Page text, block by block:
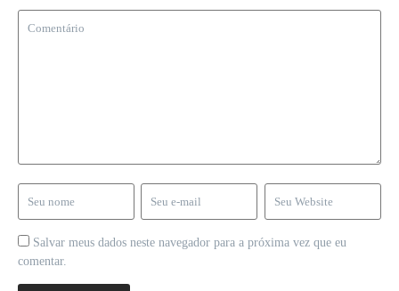
Salvar meus dados neste navegador para a próxima vez que eu
comentar.